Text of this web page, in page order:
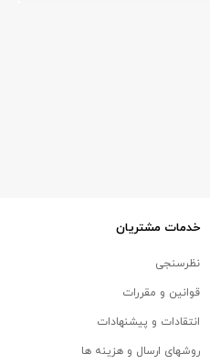
خدمات مشتریان
نظرسنجی
قوانین و مقررات
انتقادات و پیشنهادات
روشهای ارسال و هزینه ها